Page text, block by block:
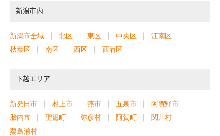
新潟市内
新潟市全域 北区 東区 中央区
江南区
秋葉区
南区 西区 西蒲区
下越エリア
新発田市 村上市 燕市 五泉市
阿賀野市
胎内市
聖籠町 弥彦村 阿賀町
関川村
粟島浦村